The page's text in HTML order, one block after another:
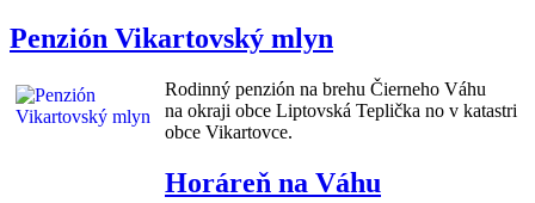
Penzión Vikartovský mlyn
Rodinný penzión na brehu Čierneho Váhu
na okraji obce Liptovská Teplička no v katastri
obce Vikartovce.
Horáreň na Váhu